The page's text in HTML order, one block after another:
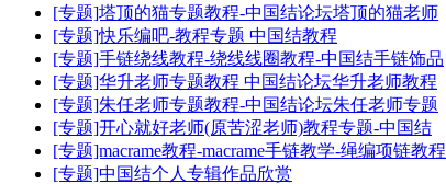
[专题]塔顶的猫专题教程-中国结论坛塔顶的猫老师
[专题]快乐编吧-教程专题 中国结教程
[专题]手链绕线教程-绕线线圈教程-中国结手链饰品
[专题]华升老师专题教程 中国结论坛华升老师教程
[专题]朱任老师专题教程-中国结论坛朱任老师专题
[专题]开心就好老师(原苦涩老师)教程专题-中国结
[专题]macrame教程-macrame手链教学-绳编项链教程
[专题]中国结个人专辑作品欣赏